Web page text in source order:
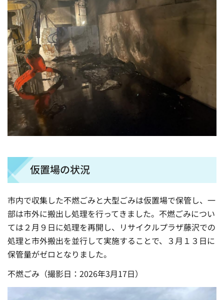
仮置場の状況
市内で収集した不燃ごみと大型ごみは仮置場で保管し、一
部は市外に搬出し処理を行ってきました。不燃ごみについ
ては２月９日に処理を再開し、リサイクルプラザ藤沢での
処理と市外搬出を並行して実施することで、３月１３日に
保管量がゼロとなりました。
不燃ごみ（撮影日：2026年3月17日）